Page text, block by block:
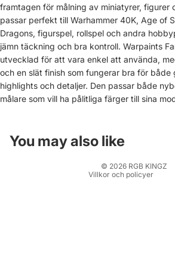
framtagen för målning av miniatyrer, figurer
passar perfekt till Warhammer 40K, Age of
Dragons, figurspel, rollspel och andra
jämn täckning och bra kontroll. Warpaints
utvecklad för att vara enkel att använda,
och en slät finish som fungerar bra för både
highlights och detaljer. Den passar både
målare som vill ha pålitliga färger till sina
You may also like
© 2026 RGB KINGZ
Villkor och policyer
Återbetalningspolicy
Integritetspolicy
Användarvillkor
Kontaktinformation